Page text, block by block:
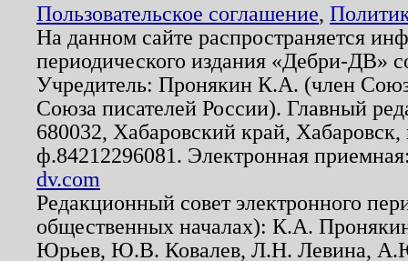
Пользовательское соглашение,
На данном сайте распространяется
периодического издания «Дебри-ДВ»
Учредитель: Пронякин К.А. (член
Союза писателей России). Главный
680032, Хабаровский край,
ф.84212296081. Электронная
dv.com
Редакционный совет электронного
общественных началах): К.А.
Юрьев, Ю.В. Ковалев, Л.Н. Левина,